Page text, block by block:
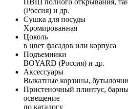
(Россия) и др.
Сушка для посуды
Хромированная
Цоколь
в цвет фасадов или корпуса
Подъемники
BOYARD (Россия) и др.
Аксессуары
Выкатные корзины,
Пристеночный плинтус,
освещение
по каталогу